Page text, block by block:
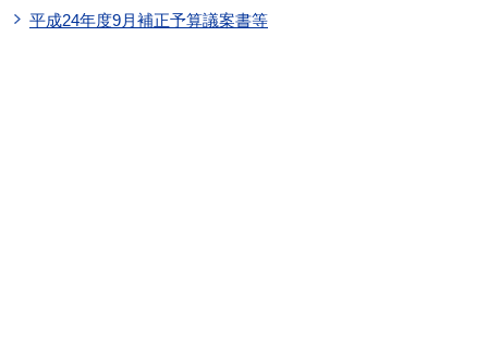
平成24年度9月補正予算議案書等